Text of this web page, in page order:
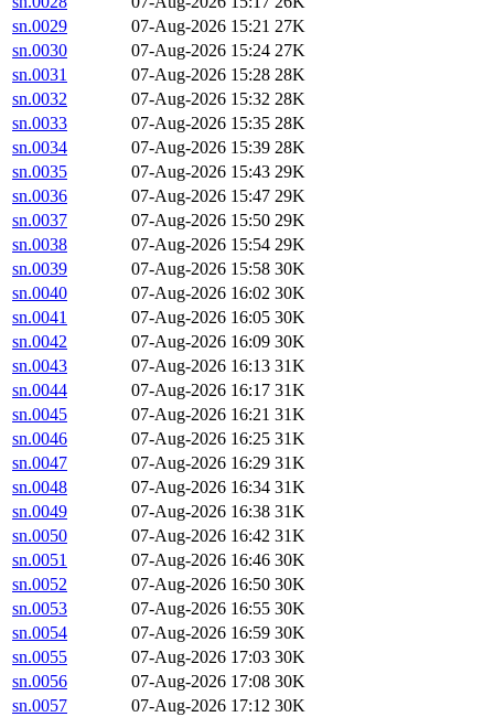
sn.0029
07-Aug-2026 15:21 27K
sn.0030
07-Aug-2026 15:24 27K
sn.0031
07-Aug-2026 15:28 28K
sn.0032
07-Aug-2026 15:32 28K
sn.0033
07-Aug-2026 15:35 28K
sn.0034
07-Aug-2026 15:39 28K
sn.0035
07-Aug-2026 15:43 29K
sn.0036
07-Aug-2026 15:47 29K
sn.0037
07-Aug-2026 15:50 29K
sn.0038
07-Aug-2026 15:54 29K
sn.0039
07-Aug-2026 15:58 30K
sn.0040
07-Aug-2026 16:02 30K
sn.0041
07-Aug-2026 16:05 30K
sn.0042
07-Aug-2026 16:09 30K
sn.0043
07-Aug-2026 16:13 31K
sn.0044
07-Aug-2026 16:17 31K
sn.0045
07-Aug-2026 16:21 31K
sn.0046
07-Aug-2026 16:25 31K
sn.0047
07-Aug-2026 16:29 31K
sn.0048
07-Aug-2026 16:34 31K
sn.0049
07-Aug-2026 16:38 31K
sn.0050
07-Aug-2026 16:42 31K
sn.0051
07-Aug-2026 16:46 30K
sn.0052
07-Aug-2026 16:50 30K
sn.0053
07-Aug-2026 16:55 30K
sn.0054
07-Aug-2026 16:59 30K
sn.0055
07-Aug-2026 17:03 30K
sn.0056
07-Aug-2026 17:08 30K
sn.0057
07-Aug-2026 17:12 30K